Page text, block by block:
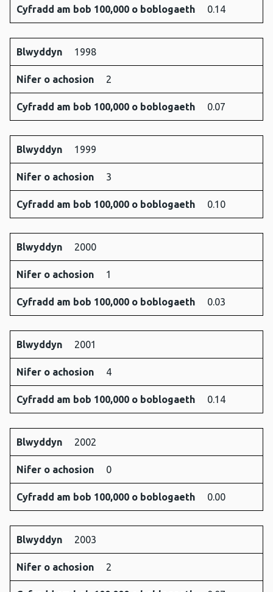
Cyfradd am bob 100,000 o boblogaeth 0.14
Blwyddyn 1998
Nifer o achosion 2
Cyfradd am bob 100,000 o boblogaeth 0.07
Blwyddyn 1999
Nifer o achosion 3
Cyfradd am bob 100,000 o boblogaeth 0.10
Blwyddyn 2000
Nifer o achosion 1
Cyfradd am bob 100,000 o boblogaeth 0.03
Blwyddyn 2001
Nifer o achosion 4
Cyfradd am bob 100,000 o boblogaeth 0.14
Blwyddyn 2002
Nifer o achosion 0
Cyfradd am bob 100,000 o boblogaeth 0.00
Blwyddyn 2003
Nifer o achosion 2